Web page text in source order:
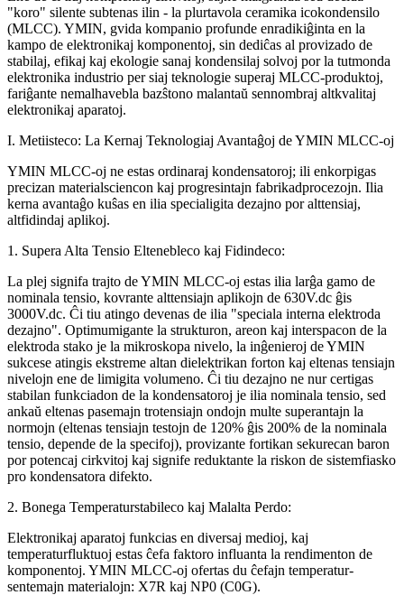
"koro" silente subtenas ilin - la plurtavola ceramika icokondensilo
(MLCC). YMIN, gvida kompanio profunde enradikiĝinta en la
kampo de elektronikaj komponentoj, sin dediĉas al provizado de
stabilaj, efikaj kaj ekologie sanaj kondensilaj solvoj por la tutmonda
elektronika industrio per siaj teknologie superaj MLCC-produktoj,
fariĝante nemalhavebla bazŝtono malantaŭ sennombraj altkvalitaj
elektronikaj aparatoj.
I. Metiisteco: La Kernaj Teknologiaj Avantaĝoj de YMIN MLCC-oj
YMIN MLCC-oj ne estas ordinaraj kondensatoroj; ili enkorpigas
precizan materialsciencon kaj progresintajn fabrikadprocezojn. Ilia
kerna avantaĝo kuŝas en ilia specialigita dezajno por alttensiaj,
altfidindaj aplikoj.
1. Supera Alta Tensio Eltenebleco kaj Fidindeco:
La plej signifa trajto de YMIN MLCC-oj estas ilia larĝa gamo de
nominala tensio, kovrante alttensiajn aplikojn de 630V.dc ĝis
3000V.dc. Ĉi tiu atingo devenas de ilia "speciala interna elektroda
dezajno". Optimumigante la strukturon, areon kaj interspacon de la
elektroda stako je la mikroskopa nivelo, la inĝenieroj de YMIN
sukcese atingis ekstreme altan dielektrikan forton kaj eltenas tensiajn
nivelojn ene de limigita volumeno. Ĉi tiu dezajno ne nur certigas
stabilan funkciadon de la kondensatoroj je ilia nominala tensio, sed
ankaŭ eltenas pasemajn trotensiajn ondojn multe superantajn la
normojn (eltenas tensiajn testojn de 120% ĝis 200% de la nominala
tensio, depende de la specifoj), provizante fortikan sekurecan baron
por potencaj cirkvitoj kaj signife reduktante la riskon de sistemfiasko
pro kondensatora difekto.
2. Bonega Temperaturstabileco kaj Malalta Perdo:
Elektronikaj aparatoj funkcias en diversaj medioj, kaj
temperaturfluktuoj estas ĉefa faktoro influanta la rendimenton de
komponentoj. YMIN MLCC-oj ofertas du ĉefajn temperatur-
sentemajn materialojn: X7R kaj NP0 (C0G).